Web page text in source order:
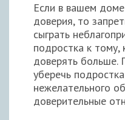
Если в вашем
доверия, то
сыграть
подростка к
доверять больше.
уберечь
нежелательного
доверительные